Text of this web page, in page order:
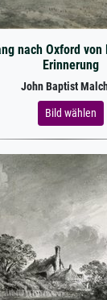
nach Oxford
Erinnerung
John Baptist
Bild wählen